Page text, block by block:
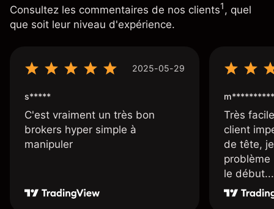
Consultez les commentaires de nos clients1, quel
que soit leur niveau d'expérience.
2025-05-29
s*****
C'est vraiment un très bon
brokers hyper simple à
manipuler
m**********
Très
client
de tête,
problème
le début...